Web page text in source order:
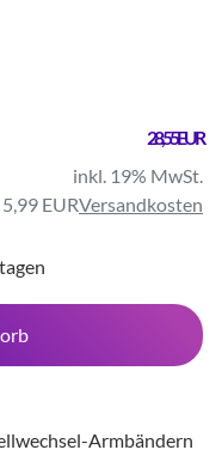
28,55 EUR
inkl. 19% MwSt.
EURVersandkosten
Armbändern